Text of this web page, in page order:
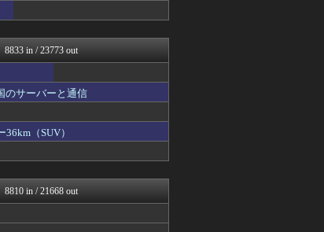
はみた -修羅場・恋愛...
8833 in / 23773 out
のサーバーと通信
（SUV）
8810 in / 21668 out